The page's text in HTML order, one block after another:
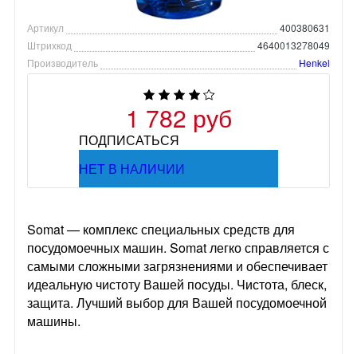
Артикул
400380631
Штрихкод
4640013278049
Производитель
Henkel
1 782 руб
ПОДПИСАТЬСЯ
НЕТ В НАЛИЧИИ
Somat — комплекс специальных средств для
посудомоечных машин. Somat легко справляется с
самыми сложными загрязнениями и обеспечивает
идеальную чистоту Вашей посуды. Чистота, блеск,
защита. Лучший выбор для Вашей посудомоечной
машины.